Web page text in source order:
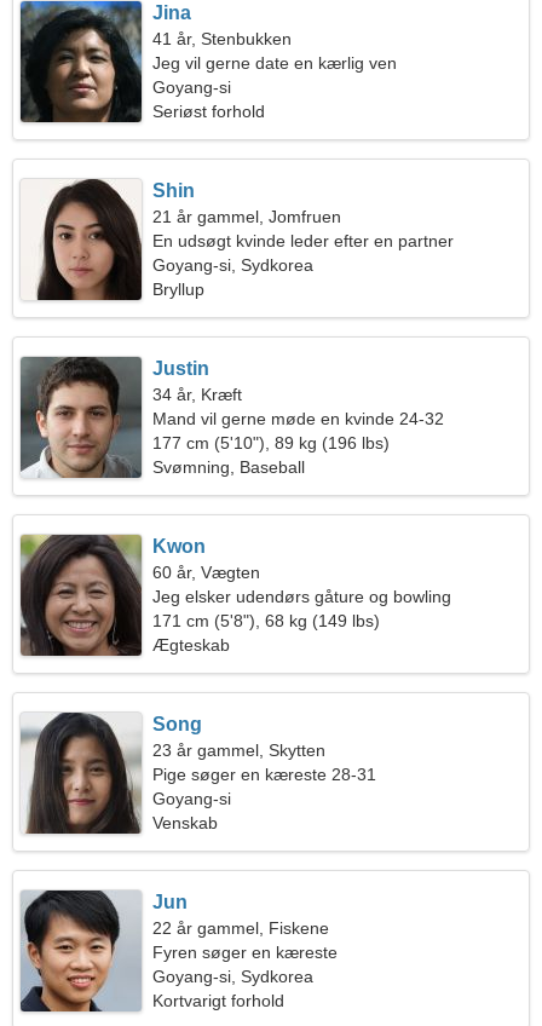
Jina
41 år, Stenbukken
Jeg vil gerne date en kærlig ven
Goyang-si
Seriøst forhold
Shin
21 år gammel, Jomfruen
En udsøgt kvinde leder efter en partner
Goyang-si, Sydkorea
Bryllup
Justin
34 år, Kræft
Mand vil gerne møde en kvinde 24-32
177 cm (5'10"), 89 kg (196 lbs)
Svømning, Baseball
Kwon
60 år, Vægten
Jeg elsker udendørs gåture og bowling
171 cm (5'8"), 68 kg (149 lbs)
Ægteskab
Song
23 år gammel, Skytten
Pige søger en kæreste 28-31
Goyang-si
Venskab
Jun
22 år gammel, Fiskene
Fyren søger en kæreste
Goyang-si, Sydkorea
Kortvarigt forhold